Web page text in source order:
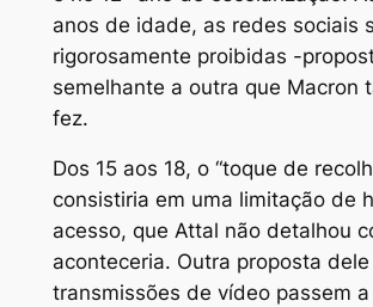
anos de idade, as redes sociais
rigorosamente proibidas -
semelhante a outra que Macron
fez.
Dos 15 aos 18, o “toque de
consistiria em uma limitação de
acesso, que Attal não detalhou
aconteceria. Outra proposta
transmissões de vídeo passem